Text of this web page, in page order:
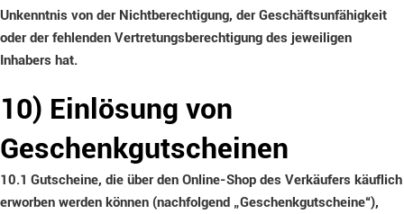
Unkenntnis von der Nichtberechtigung, der Geschäftsunfähigkeit
oder der fehlenden Vertretungsberechtigung des jeweiligen
Inhabers hat.
10) Einlösung von
Geschenkgutscheinen
10.1 Gutscheine, die über den Online-Shop des Verkäufers käuflich
erworben werden können (nachfolgend „Geschenkgutscheine“),